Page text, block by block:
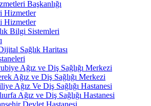
Başkanlığı
Hizmetler
Hizmetler
Bilgi Sistemleri
Sağlık Haritası
Ağız ve Diş Sağlığı Merkezi
Ağız ve Diş Sağlığı Merkezi
Ağız Ve Diş Sağlığı Hastanesi
Ağız ve Diş Sağlığı Hastanesi
Devlet Hastanesi